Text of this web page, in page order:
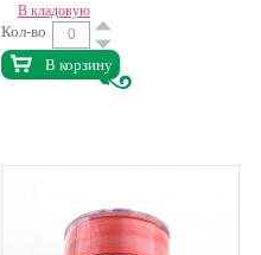
В кладовую
Кол-во
В корзину